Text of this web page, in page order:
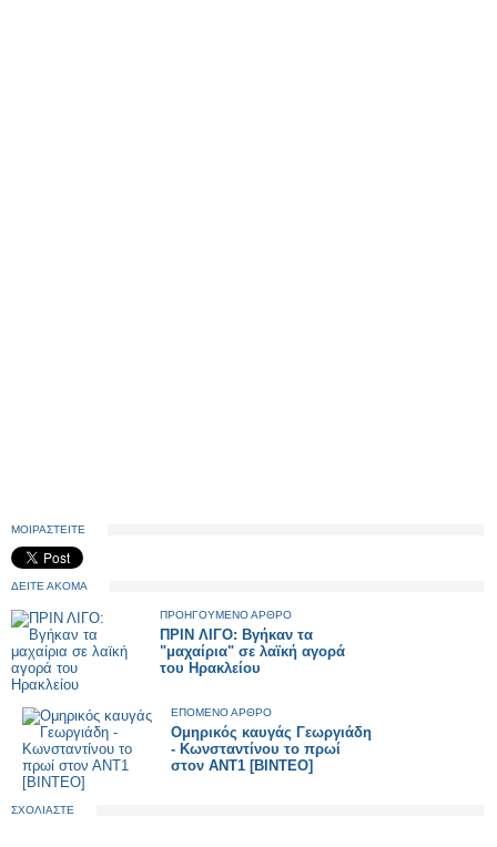
ΜΟΙΡΑΣΤΕΙΤΕ
ΔΕΙΤΕ ΑΚΟΜΑ
ΠΡΟΗΓΟΥΜΕΝΟ ΑΡΘΡΟ
ΠΡΙΝ ΛΙΓΟ: Βγήκαν τα
"μαχαίρια" σε λαϊκή αγορά
του Ηρακλείου
ΕΠΟΜΕΝΟ ΑΡΘΡΟ
Ομηρικός καυγάς Γεωργιάδη
- Κωνσταντίνου το πρωί
στον ΑΝΤ1 [ΒΙΝΤΕΟ]
ΣΧΟΛΙΑΣΤΕ